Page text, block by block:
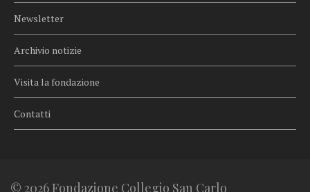
Newsletter
Archivio notizie
Visita la fondazione
Contatti
© 2026 Fondazione Collegio San Carlo